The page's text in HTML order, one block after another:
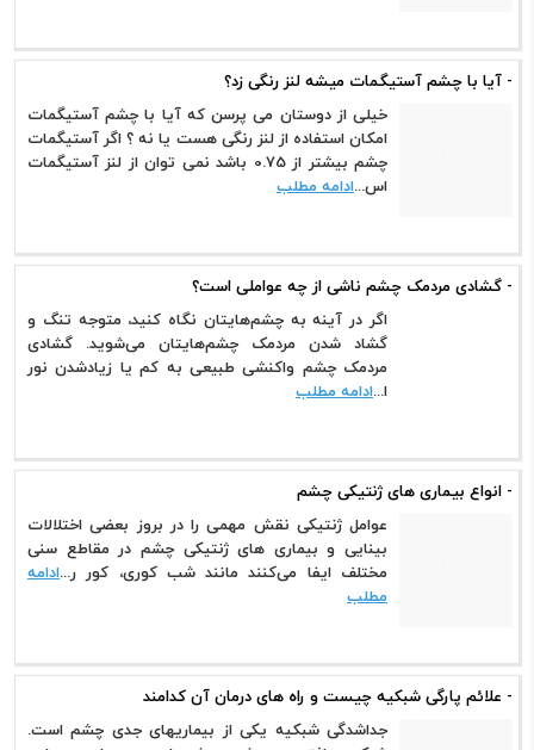
- آیا با چشم آستیگمات میشه لنز رنگی زد؟
خیلی از دوستان می پرسن که آیا با چشم آستیگمات
امکان استفاده از لنز رنگی هست یا نه ؟ اگر آستیگمات
چشم بیشتر از 0.75 باشد نمی توان از لنز آستیگمات
اس...ادامه مطلب
- گشادی مردمک چشم ناشی از چه عواملی است؟
اگر در آینه به چشم‌هایتان نگاه کنید، متوجه تنگ و
گشاد شدن مردمک چشم‌هایتان می‌شوید. گشادی
مردمک چشم واکنشی طبیعی به کم یا زیادشدن نور
ا...ادامه مطلب
- انواع بیماری های ژنتیکی چشم
عوامل ژنتیکی نقش مهمی را در بروز بعضی اختلالات
بینایی و بیماری های ژنتیکی چشم در مقاطع سنی
مختلف ایفا می‌کنند مانند شب کوری، کور ر...ادامه
مطلب
- علائم پارگی شبکیه چیست و راه های درمان آن کدامند
جداشدگی شبکیه یکی از بیماریهای جدی چشم است.